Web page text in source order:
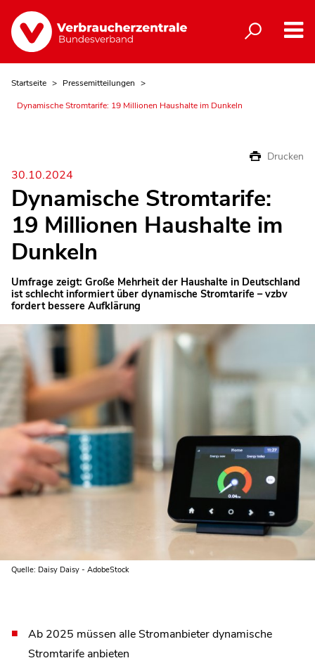
Startseite
Pressemitteilungen
Dynamische Stromtarife: 19 Millionen Haushalte im Dunkeln
Drucken
30.10.2024
Dynamische Stromtarife:
19 Millionen Haushalte im
Dunkeln
Umfrage zeigt: Große Mehrheit der Haushalte in Deutschland
ist schlecht informiert über dynamische Stromtarife – vzbv
fordert bessere Aufklärung
Quelle: Daisy Daisy - AdobeStock
Ab 2025 müssen alle Stromanbieter dynamische
Stromtarife anbieten